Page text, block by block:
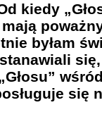
kiedy
byłam
się